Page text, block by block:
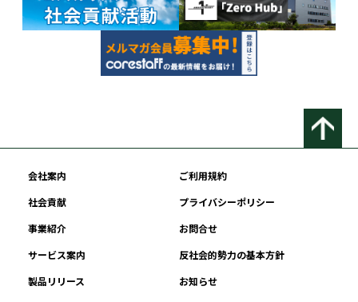
会社案内
ご利用規約
社会貢献
プライバシーポリシー
事業紹介
お問合せ
サービス案内
反社会的勢力の基本方針
製品リリース
お知らせ